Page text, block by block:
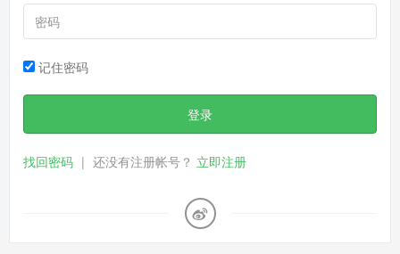
记住密码
登录
找回密码 | 还没有注册帐号？ 立即注册